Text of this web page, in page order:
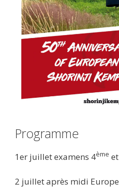
Programme
1er juillet examens 4ème
2 juillet après midi